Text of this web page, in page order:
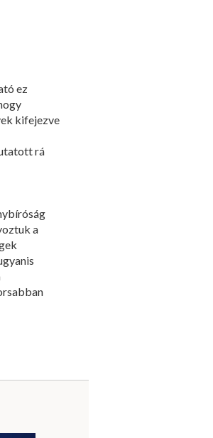
ez
kifejezve
rá
a